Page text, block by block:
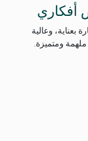
أفكاري
بعناية، وعالية
ومتميزة.